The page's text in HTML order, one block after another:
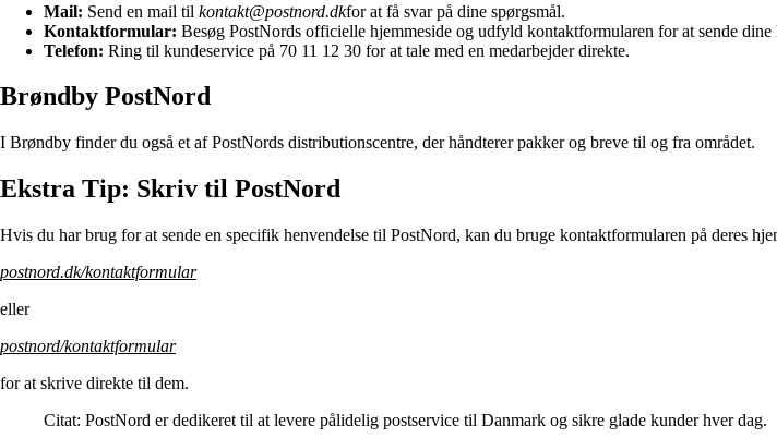
Mail: Send en mail til kontakt@postnord.dkfor at få svar på dine spørgsmål.
Kontaktformular: Besøg PostNords officielle hjemmeside og udfyld kontaktformularen for at sende dine
Telefon: Ring til kundeservice på 70 11 12 30 for at tale med en medarbejder direkte.
Brøndby PostNord
I Brøndby finder du også et af PostNords distributionscentre, der håndterer pakker og breve til og fra området.
Ekstra Tip: Skriv til PostNord
Hvis du har brug for at sende en specifik henvendelse til PostNord, kan du bruge kontaktformularen på deres
postnord.dk/kontaktformular
eller
postnord/kontaktformular
for at skrive direkte til dem.
Citat: PostNord er dedikeret til at levere pålidelig postservice til Danmark og sikre glade kunder hver dag.